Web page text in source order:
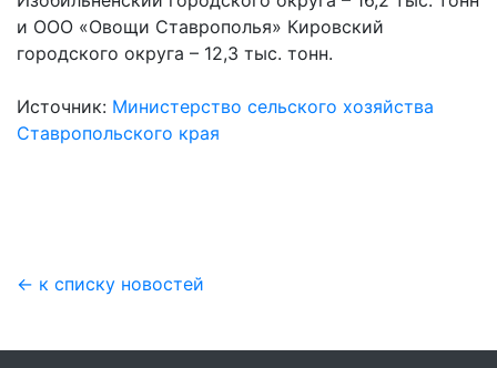
и ООО «Овощи Ставрополья» Кировский
городского округа – 12,3 тыс. тонн.
Источник: Министерство сельского хозяйства
Ставропольского края
← к списку новостей